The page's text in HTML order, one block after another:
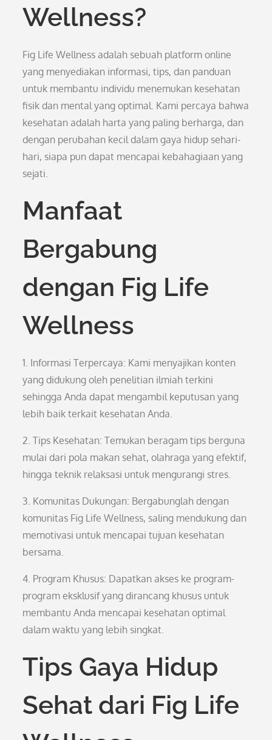
Wellness?
Fig Life Wellness adalah sebuah platform online
yang menyediakan informasi, tips, dan panduan
untuk membantu individu menemukan kesehatan
fisik dan mental yang optimal. Kami percaya bahwa
kesehatan adalah harta yang paling berharga, dan
dengan perubahan kecil dalam gaya hidup sehari-
hari, siapa pun dapat mencapai kebahagiaan yang
sejati.
Manfaat
Bergabung
dengan Fig Life
Wellness
1. Informasi Terpercaya: Kami menyajikan konten
yang didukung oleh penelitian ilmiah terkini
sehingga Anda dapat mengambil keputusan yang
lebih baik terkait kesehatan Anda.
2. Tips Kesehatan: Temukan beragam tips berguna
mulai dari pola makan sehat, olahraga yang efektif,
hingga teknik relaksasi untuk mengurangi stres.
3. Komunitas Dukungan: Bergabunglah dengan
komunitas Fig Life Wellness, saling mendukung dan
memotivasi untuk mencapai tujuan kesehatan
bersama.
4. Program Khusus: Dapatkan akses ke program-
program eksklusif yang dirancang khusus untuk
membantu Anda mencapai kesehatan optimal
dalam waktu yang lebih singkat.
Tips Gaya Hidup
Sehat dari Fig Life